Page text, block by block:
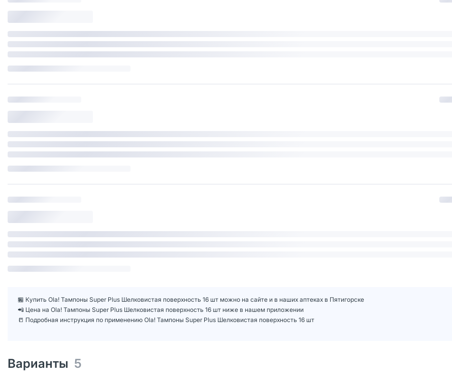
🏪 Купить Ola! Тампоны Super Plus Шелковистая поверхность 16 шт можно на сайте и в наших аптеках в Пятигорске
📲 Цена на Ola! Тампоны Super Plus Шелковистая поверхность 16 шт ниже в нашем приложении
📒 Подробная инструкция по применению Ola! Тампоны Super Plus Шелковистая поверхность 16 шт
Варианты 5